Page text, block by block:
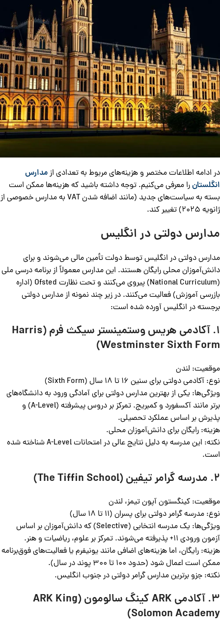
در ادامه اطلاعات مختصر و هزینه‌های مربوط به تعدادی ازمدارس
انگلستانرا معرفی می‌کنیم. توجه داشته باشید که هزینه‌ها ممکن است
بسته به سیاست‌های جدید (مانند اضافه شدن VAT به مدارس خصوصی از
ژانویه 2025) تغییر کند.
مدارس دولتی در انگلیس
مدارس دولتی در انگلیس توسط دولت تأمین مالی می‌شوند و برای
دانش‌آموزان محلی رایگان هستند. این مدارس معمولاً از برنامه درسی ملی
(National Curriculum) پیروی می‌کنند و تحت نظارت Ofsted (اداره
بازرسی آموزش) فعالیت می‌کنند. در زیر چند نمونه از مدارس دولتی
برجسته در انگلیس آورده شده است:
1. آکادمی هریس وستمینستر سیکث فرم (Harris
Westminster Sixth Form)
موقعیت: لندن
نوع: آکادمی دولتی برای سنین 16 تا 18 سال (Sixth Form)
ویژگی‌ها: یکی از بهترین مدارس دولتی برای آمادگی ورود به دانشگاه‌های
برتر مانند آکسفورد و کمبریج. تمرکز بر دروس پیشرفته (A-Level) و
پذیرش بر اساس عملکرد تحصیلی.
هزینه: رایگان برای دانش‌آموزان محلی.
نکته: این مدرسه به دلیل نتایج عالی در امتحانات A-Level شناخته شده
است.
2. مدرسه گرامر تیفین (The Tiffin School)
موقعیت: کینگستون آپون تیمز، لندن
نوع: مدرسه گرامر دولتی برای پسران (11 تا 18 سال)
ویژگی‌ها: یک مدرسه انتخابی (Selective) که دانش‌آموزان بر اساس
آزمون ورودی 11+ پذیرفته می‌شوند. تمرکز بر علوم، ریاضیات و هنر.
هزینه: رایگان، اما هزینه‌های اضافی مانند یونیفرم یا فعالیت‌های فوق‌برنامه
ممکن است اعمال شود (حدود 100 تا 300 پوند در سال).
نکته: جزو برترین مدارس گرامر دولتی در جنوب انگلیس.
3. آکادمی ARK کینگ سالومون (ARK King
Solomon Academy)